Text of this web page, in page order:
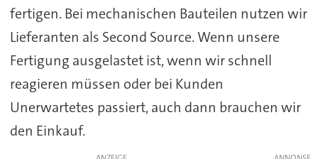
fertigen. Bei mechanischen Bauteilen nutzen wir
Lieferanten als Second Source. Wenn unsere
Fertigung ausgelastet ist, wenn wir schnell
reagieren müssen oder bei Kunden
Unerwartetes passiert, auch dann brauchen wir
den Einkauf.